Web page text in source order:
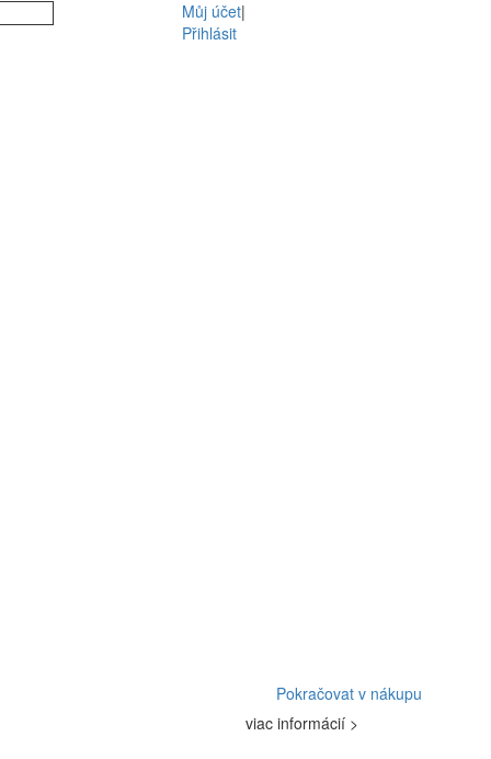
Můj účet|
Přihlásit
Pokračovat v nákupu
viac informácií >